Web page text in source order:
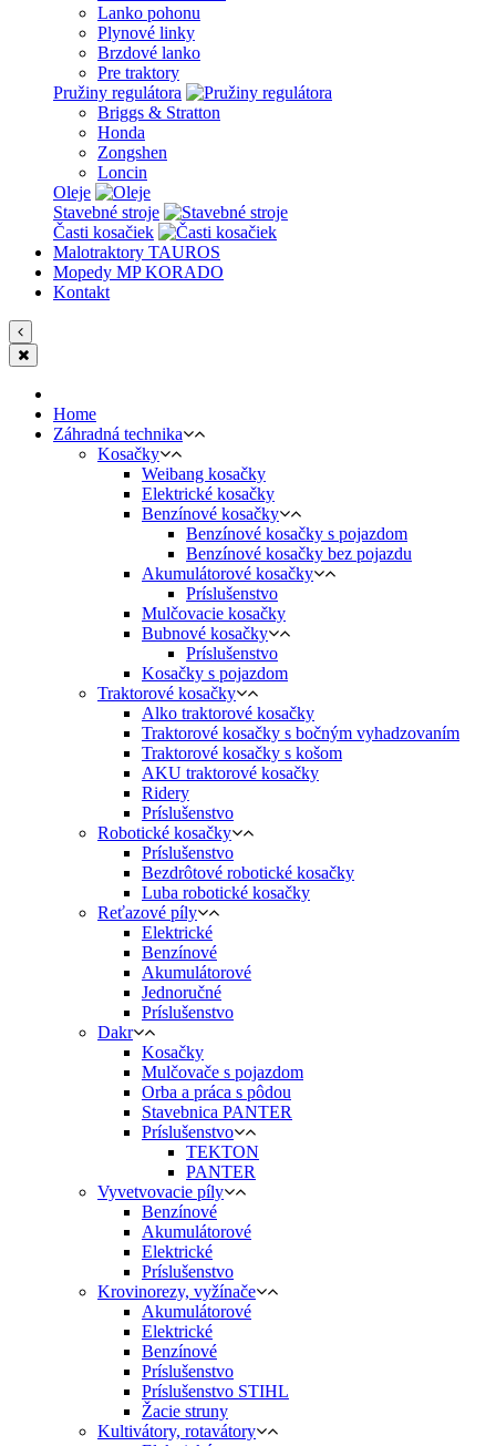
Lanko pohonu
Plynové linky
Brzdové lanko
Pre traktory
Pružiny regulátora
Briggs & Stratton
Honda
Zongshen
Loncin
Oleje
Stavebné stroje
Časti kosačiek
Malotraktory TAUROS
Mopedy MP KORADO
Kontakt
Home
Záhradná technika
Kosačky
Weibang kosačky
Elektrické kosačky
Benzínové kosačky
Benzínové kosačky s pojazdom
Benzínové kosačky bez pojazdu
Akumulátorové kosačky
Príslušenstvo
Mulčovacie kosačky
Bubnové kosačky
Príslušenstvo
Kosačky s pojazdom
Traktorové kosačky
Alko traktorové kosačky
Traktorové kosačky s bočným vyhadzovaním
Traktorové kosačky s košom
AKU traktorové kosačky
Ridery
Príslušenstvo
Robotické kosačky
Príslušenstvo
Bezdrôtové robotické kosačky
Luba robotické kosačky
Reťazové píly
Elektrické
Benzínové
Akumulátorové
Jednoručné
Príslušenstvo
Dakr
Kosačky
Mulčovače s pojazdom
Orba a práca s pôdou
Stavebnica PANTER
Príslušenstvo
TEKTON
PANTER
Vyvetvovacie píly
Benzínové
Akumulátorové
Elektrické
Príslušenstvo
Krovinorezy, vyžínače
Akumulátorové
Elektrické
Benzínové
Príslušenstvo
Príslušenstvo STIHL
Žacie struny
Kultivátory, rotavátory